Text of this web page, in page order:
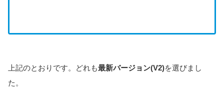
上記のとおりです。どれも最新バージョン(V2)を選びまし
た。